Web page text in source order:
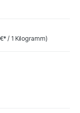
/ 1 Kilogramm)